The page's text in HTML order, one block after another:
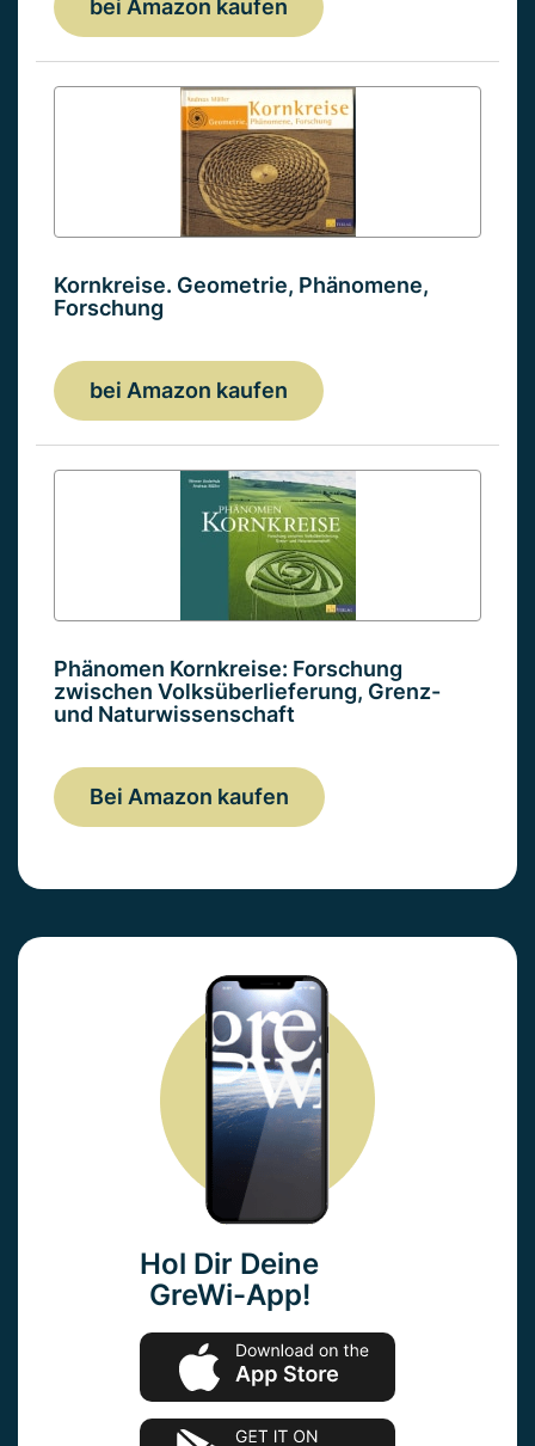
bei Amazon kaufen
Kornkreise. Geometrie, Phänomene,
Forschung
bei Amazon kaufen
Phänomen Kornkreise: Forschung
zwischen Volksüberlieferung, Grenz-
und Naturwissenschaft
Bei Amazon kaufen
Hol Dir Deine
GreWi-App!